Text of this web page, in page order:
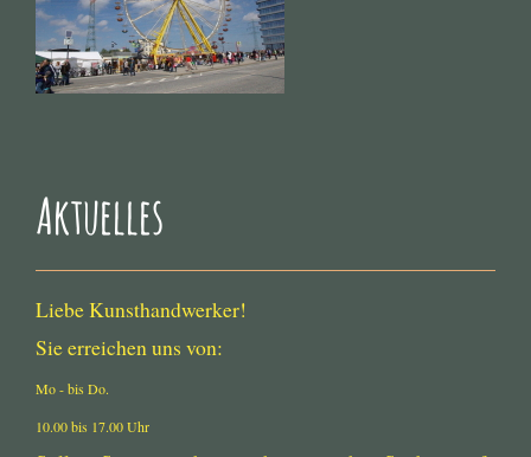
Aktuelles
Liebe Kunsthandwerker!
Sie erreichen uns von:
Mo - bis Do.
10.00 bis 17.00 Uhr